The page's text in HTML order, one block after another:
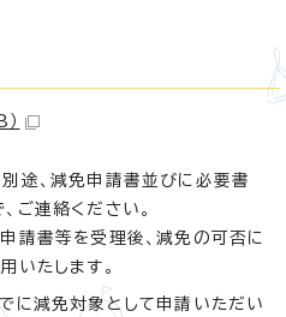
途、減免申請書並びに必要書
ご連絡ください。
請書等を受理後、減免の可否に
いたします。
に減免対象として申請いただい